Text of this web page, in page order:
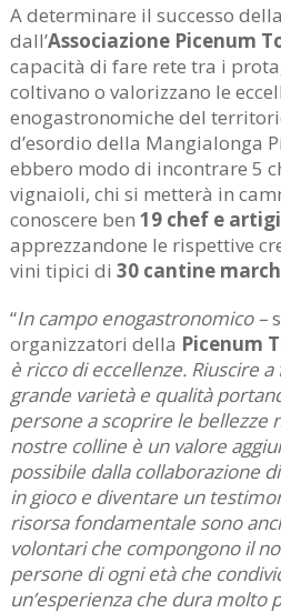
A determinare il successo
dall’Associazione Picenum
capacità di fare rete tra i
coltivano o valorizzano le
enogastronomiche del
d’esordio della Mangialonga
ebbero modo di incontrare 5
vignaioli, chi si metterà in
conoscere ben 19 chef e
apprezzandone le rispettive
vini tipici di 30 cantine
“In campo enogastronomico –
organizzatori della Picenum
è ricco di eccellenze. Riuscire
grande varietà e qualità
persone a scoprire le bellezze
nostre colline è un valore
possibile dalla collaborazione
in gioco e diventare un
risorsa fondamentale sono
volontari che compongono il
persone di ogni età che
un’esperienza che dura molto